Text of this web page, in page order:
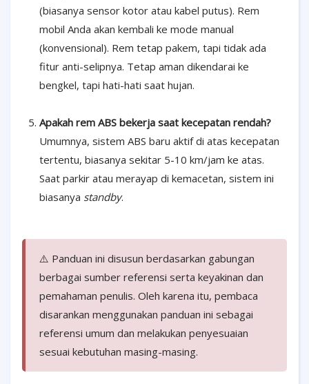
(biasanya sensor kotor atau kabel putus). Rem
mobil Anda akan kembali ke mode manual
(konvensional). Rem tetap pakem, tapi tidak ada
fitur anti-selipnya. Tetap aman dikendarai ke
bengkel, tapi hati-hati saat hujan.
Apakah rem ABS bekerja saat kecepatan rendah?
Umumnya, sistem ABS baru aktif di atas kecepatan
tertentu, biasanya sekitar 5-10 km/jam ke atas.
Saat parkir atau merayap di kemacetan, sistem ini
biasanya standby.
⚠️ Panduan ini disusun berdasarkan gabungan
berbagai sumber referensi serta keyakinan dan
pemahaman penulis. Oleh karena itu, pembaca
disarankan menggunakan panduan ini sebagai
referensi umum dan melakukan penyesuaian
sesuai kebutuhan masing-masing.